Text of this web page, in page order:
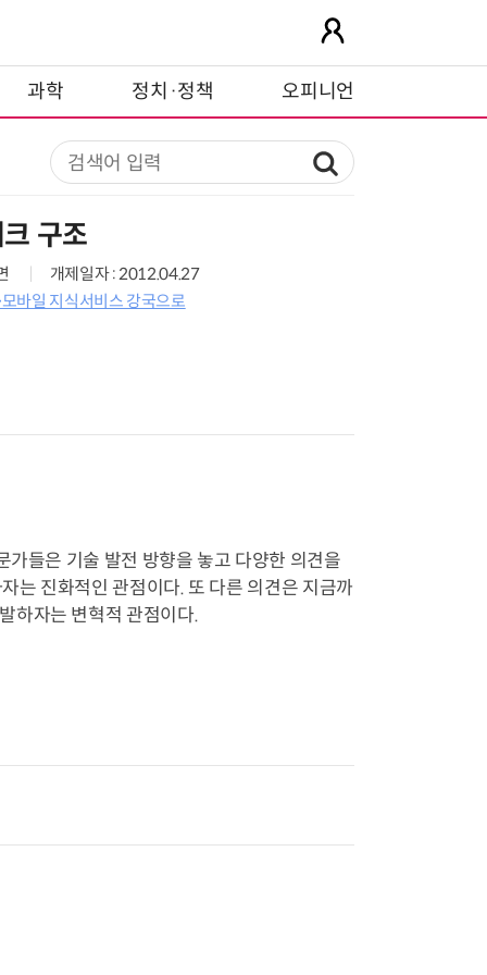
과학 정치·정책 오피니언
구조
개제일자 : 2012.04.27
바일 지식서비스 강국으로
들은 기술 발전 방향을 놓고 다양한 의견을
는 진화적인 관점이다. 또 다른 의견은 지금까
하자는 변혁적 관점이다.